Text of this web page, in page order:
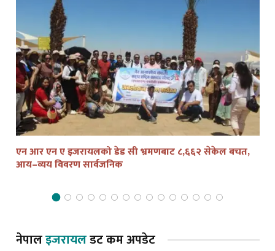
एन आर एन ए इजरायलको डेड सी भ्रमणबाट ८,६६२ सेकेल बचत,
आय–व्यय विवरण सार्वजनिक
नेपालइजरायलडट कम अपडेट